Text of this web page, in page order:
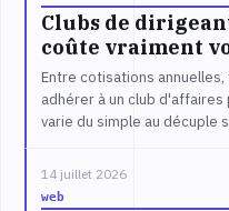
Clubs de
coûte vraiment
Entre cotisations
adhérer à un club
varie du simple au décuple
14 juillet 2026
web